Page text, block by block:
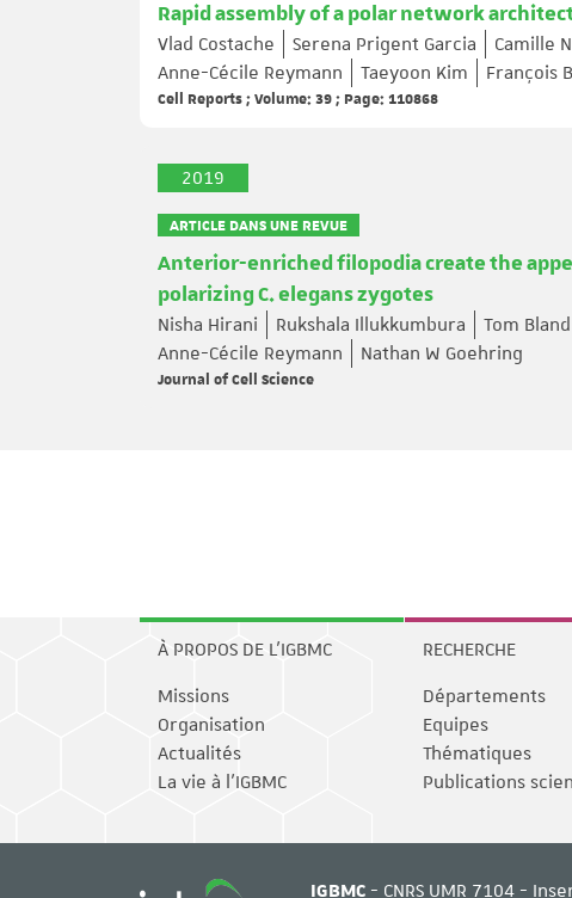
Rapid assembly of a polar network
Vlad Costache Serena Prigent Garcia Camille
Anne-Cécile Reymann
Taeyoon Kim François
Cell Reports ; Volume: 39 ; Page: 110868
2019
ARTICLE DANS UNE REVUE
Anterior-enriched filopodia create the
polarizing C. elegans zygotes
Nisha Hirani Rukshala Illukkumbura Tom Bland
Anne-Cécile Reymann
Nathan W Goehring
Journal of Cell Science
À PROPOS DE L'IGBMC
Missions
Organisation
Actualités
La vie à l'IGBMC
RECHERCHE
Départements
Equipes
Thématiques
Publications
IGBMC- CNRS UMR 7104 -